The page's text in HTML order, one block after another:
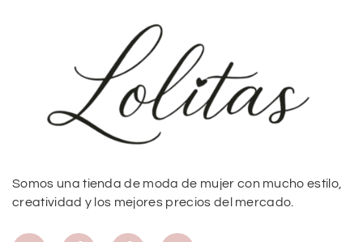
Somos una tienda de moda de mujer con mucho estilo,
creatividad y los mejores precios del mercado.